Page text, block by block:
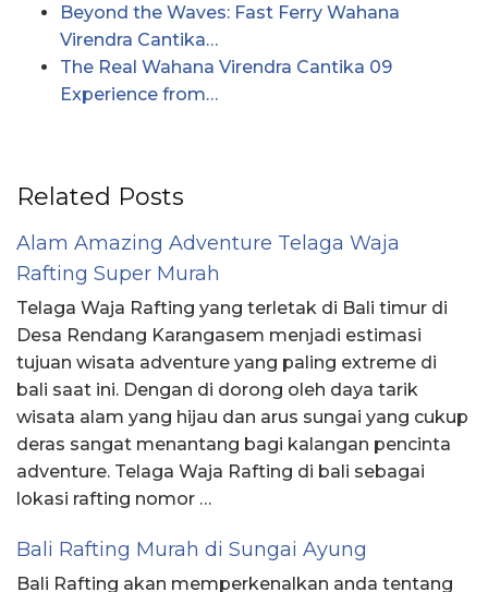
Beyond the Waves: Fast Ferry Wahana
Virendra Cantika…
The Real Wahana Virendra Cantika 09
Experience from…
Related Posts
Alam Amazing Adventure Telaga Waja
Rafting Super Murah
Telaga Waja Rafting yang terletak di Bali timur di
Desa Rendang Karangasem menjadi estimasi
tujuan wisata adventure yang paling extreme di
bali saat ini. Dengan di dorong oleh daya tarik
wisata alam yang hijau dan arus sungai yang cukup
deras sangat menantang bagi kalangan pencinta
adventure. Telaga Waja Rafting di bali sebagai
lokasi rafting nomor …
Bali Rafting Murah di Sungai Ayung
Bali Rafting akan memperkenalkan anda tentang